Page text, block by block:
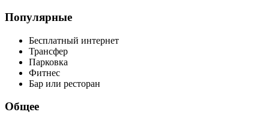
Популярные
Бесплатный интернет
Трансфер
Парковка
Фитнес
Бар или ресторан
Общее